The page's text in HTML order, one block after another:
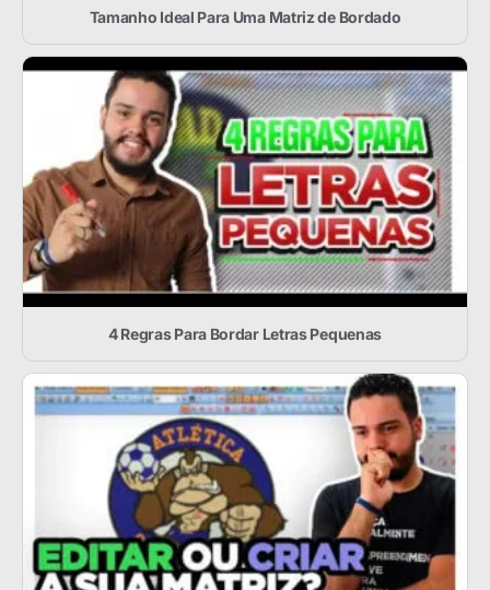
Tamanho Ideal Para Uma Matriz de Bordado
4 Regras Para Bordar Letras Pequenas